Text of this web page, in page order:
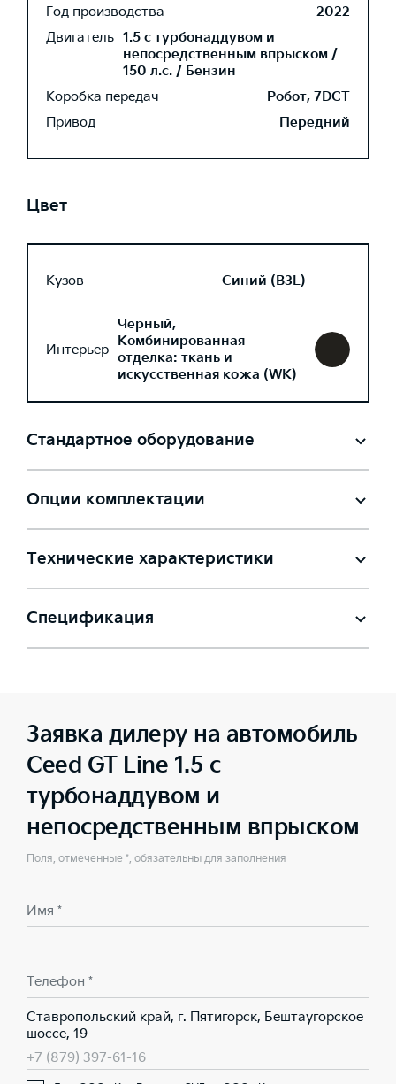
Год производства
2022
Двигатель 1.5 с турбонаддувом и
непосредственным впрыском /
150 л.с. / Бензин
Коробка передач
Робот, 7DCT
Привод
Передний
Цвет
Кузов Синий (B3L)
Интерьер
Черный,
Комбинированная
отделка: ткань и
искусственная кожа (WK)
Стандартное оборудование
Опции комплектации
Технические характеристики
Спецификация
Заявка дилеру на автомобиль
Ceed GT Line 1.5 с
турбонаддувом и
непосредственным впрыском
Поля, отмеченные *, обязательны для заполнения
Имя *
Телефон *
Ставропольский край, г. Пятигорск, Бештаугорское
шоссе, 19
+7 (879) 397-61-16